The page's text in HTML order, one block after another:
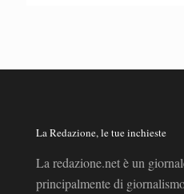
La Redazione, le tue inchieste
La redazione.net è un
principalmente di